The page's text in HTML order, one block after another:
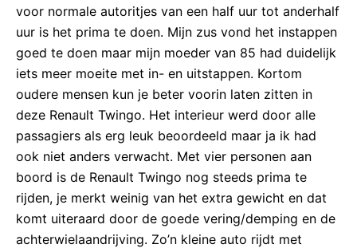
voor normale autoritjes van een half uur tot anderhalf
uur is het prima te doen. Mijn zus vond het instappen
goed te doen maar mijn moeder van 85 had duidelijk
iets meer moeite met in- en uitstappen. Kortom
oudere mensen kun je beter voorin laten zitten in
deze Renault Twingo. Het interieur werd door alle
passagiers als erg leuk beoordeeld maar ja ik had
ook niet anders verwacht. Met vier personen aan
boord is de Renault Twingo nog steeds prima te
rijden, je merkt weinig van het extra gewicht en dat
komt uiteraard door de goede vering/demping en de
achterwielaandrijving. Zo’n kleine auto rijdt met